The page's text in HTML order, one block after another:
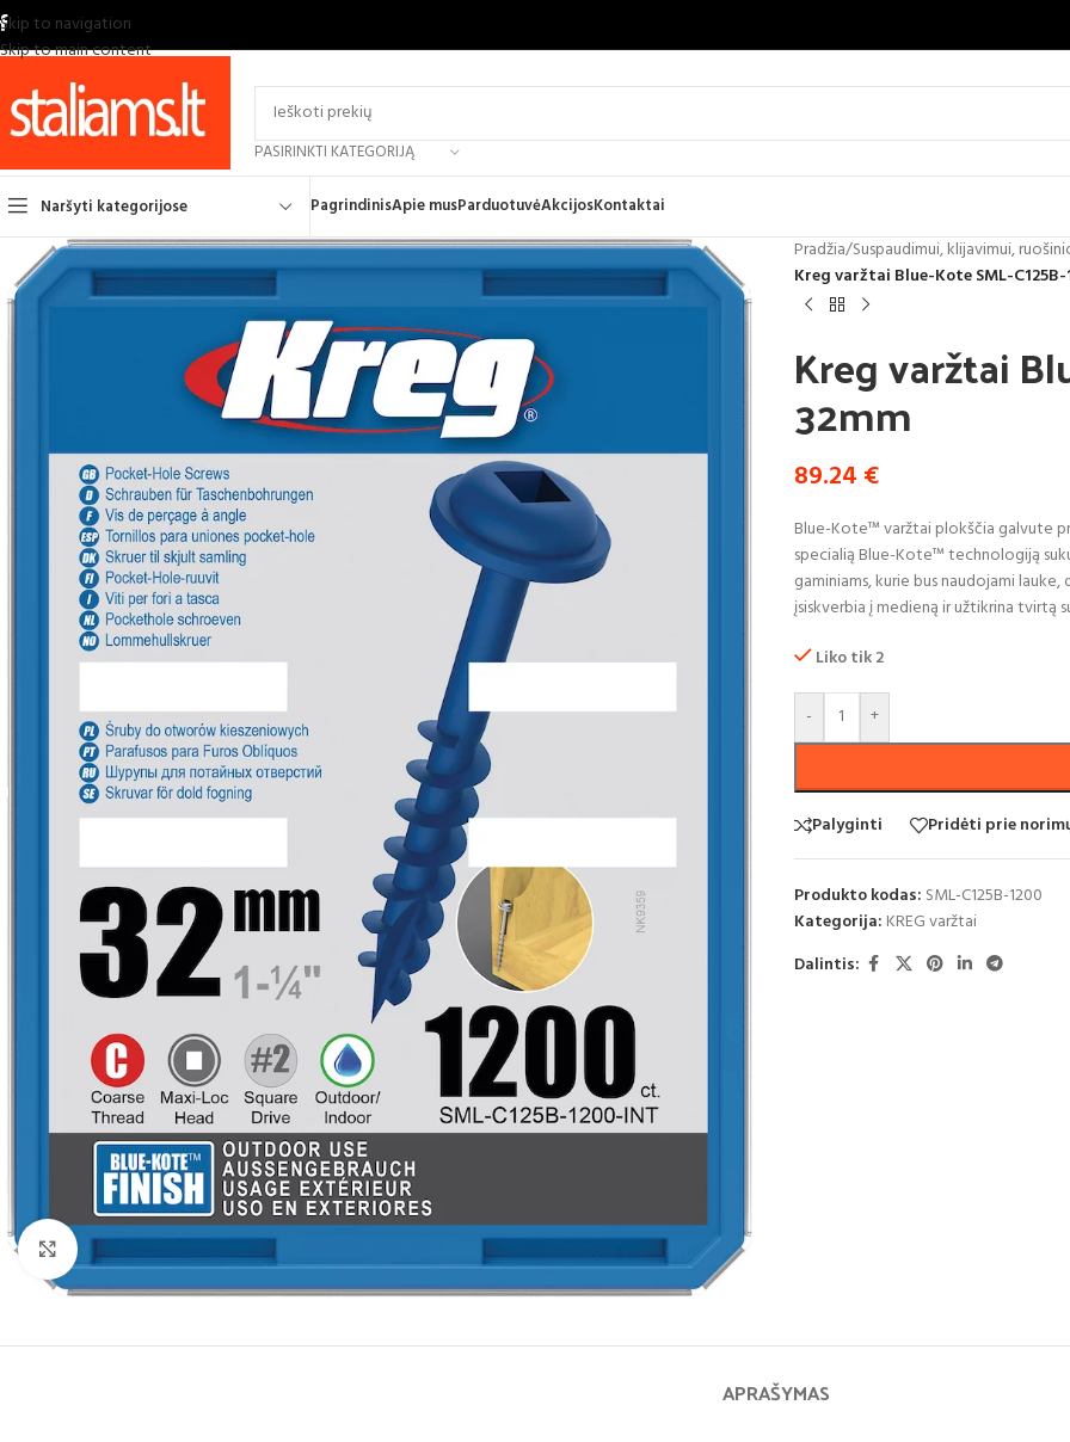
Skip to navigation
Skip to main content
PASIRINKTI KATEGORIJĄ
Naršyti kategorijose PagrindinisApie musParduotuvėAkcijosKontaktai
Pradžia/Suspaudimui, klijavimui,
Kreg varžtai Blue-Kote SML-
Kreg varžtai
32mm
89.24 €
Blue-Kote™ varžtai plokščia galvute
specialią Blue-Kote™ technologiją
gaminiams, kurie bus naudojami
įsiskverbia į medieną ir užtikrina tvirtą
Liko tik 2
- +
Palyginti Pridėti prie
Produkto kodas: SML-C125B-1200
Kategorija: KREG varžtai
Dalintis:
APRAŠYMAS